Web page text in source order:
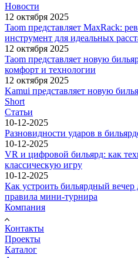
Новости
12 октября 2025
Taom представляет MaxRack:
инструмент для идеальных
12 октября 2025
Taom представляет новую
комфорт и технологии
12 октября 2025
Kamui представляет новую
Short
Статьи
10-12-2025
Разновидности ударов в
10-12-2025
VR и цифровой бильярд: как
классическую игру
10-12-2025
Как устроить бильярдный
правила мини-турнира
Компания
Контакты
Проекты
Каталог